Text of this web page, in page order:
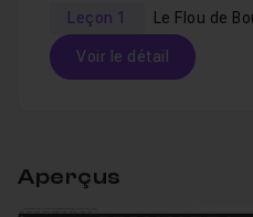
Je suisPascal Gauch,
suis réalisateur et formateur
Effects
,InDesign
Leçon 1 Le Flou de
Voir le détail
Aperçus